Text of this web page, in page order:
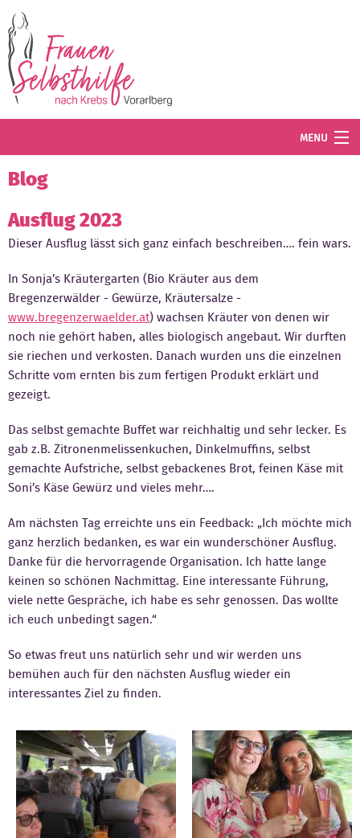
MENU
Termine
Angebot
Wissenswertes
Der Verein
Mitglied werden
Blog
Ausflug 2023
Dieser Ausflug lässt sich ganz einfach beschreiben…. fein wars.
In Sonja’s Kräutergarten (Bio Kräuter aus dem
Bregenzerwälder - Gewürze, Kräutersalze -
www.bregenzerwaelder.at) wachsen Kräuter von denen wir
noch nie gehört haben, alles biologisch angebaut. Wir durften
sie riechen und verkosten. Danach wurden uns die einzelnen
Schritte vom ernten bis zum fertigen Produkt erklärt und
gezeigt.
Das selbst gemachte Buffet war reichhaltig und sehr lecker. Es
gab z.B. Zitronenmelissenkuchen, Dinkelmuffins, selbst
gemachte Aufstriche, selbst gebackenes Brot, feinen Käse mit
Soni’s Käse Gewürz und vieles mehr….
Am nächsten Tag erreichte uns ein Feedback: „Ich möchte mich
ganz herzlich bedanken, es war ein wunderschöner Ausflug.
Danke für die hervorragende Organisation. Ich hatte lange
keinen so schönen Nachmittag. Eine interessante Führung,
viele nette Gespräche, ich habe es sehr genossen. Das wollte
ich euch unbedingt sagen.“
So etwas freut uns natürlich sehr und wir werden uns
bemühen auch für den nächsten Ausflug wieder ein
interessantes Ziel zu finden.